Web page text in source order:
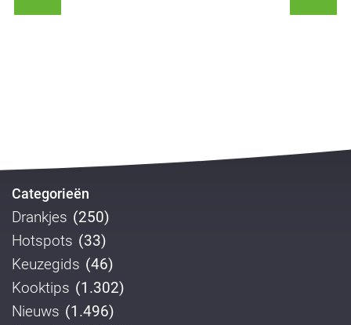
Categorieën
Drankjes (250)
Hotspots (33)
Keuzegids (46)
Kooktips (1.302)
Nieuws (1.496)